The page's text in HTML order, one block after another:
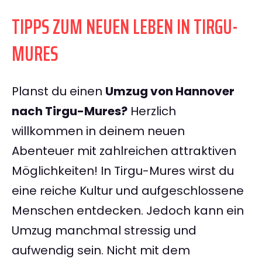
TIPPS ZUM NEUEN LEBEN IN TIRGU-
MURES
Planst du einen Umzug von Hannover
nach Tirgu-Mures? Herzlich
willkommen in deinem neuen
Abenteuer mit zahlreichen attraktiven
Möglichkeiten! In Tirgu-Mures wirst du
eine reiche Kultur und aufgeschlossene
Menschen entdecken. Jedoch kann ein
Umzug manchmal stressig und
aufwendig sein. Nicht mit dem